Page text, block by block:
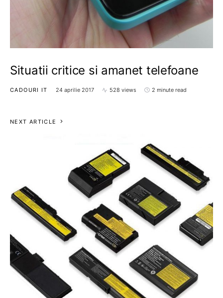
Situatii critice si amanet telefoane
CADOURI IT 24 aprilie 2017 528 views 2 minute read
NEXT ARTICLE